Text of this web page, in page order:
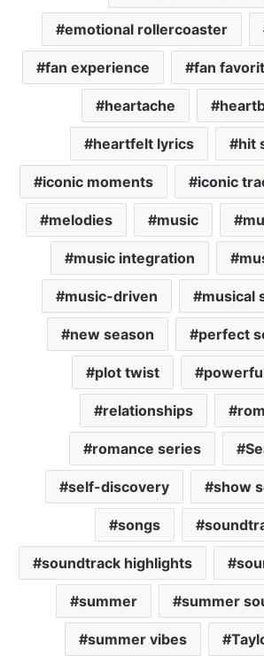
emotional rollercoaster
fan experience fan
heartache
heartfelt lyrics hit
iconic moments iconic
melodies music
music integration
music-driven musical
new season perfect
plot twist
relationships
romance series
self-discovery show
songs
soundtrack highlights
summer summer
summer vibes